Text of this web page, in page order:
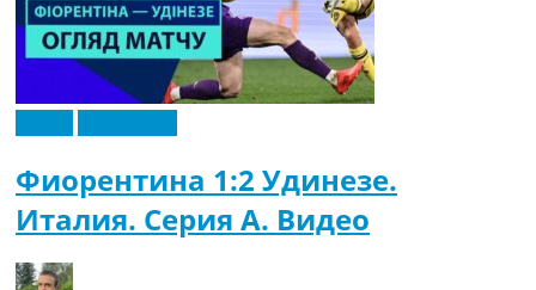
Фиорентина 1:2 Удинезе.
Италия. Серия A. Видео